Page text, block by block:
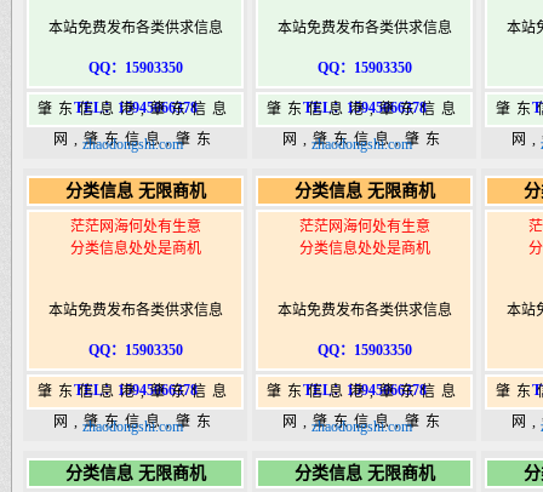
本站免费发布各类供求信息
QQ：15903350
TEL：15945066378
肇东信息港,肇东信息
网,肇东信息,肇东
港|www.zhaodongshi.com
zhaodongshi.com
本站免费发布各类供求信息
QQ：15903350
TEL：15945066378
肇东信息港,肇东信息
网,肇东信息,肇东
港|www.zhaodongshi.com
zhaodongshi.com
本站
肇东
网
港
分类信息 无限商机
茫茫网海何处有生意
分类信息处处是商机
本站免费发布各类供求信息
QQ：15903350
TEL：15945066378
肇东信息港,肇东信息
网,肇东信息,肇东
港|www.zhaodongshi.com
zhaodongshi.com
分类信息 无限商机
茫茫网海何处有生意
分类信息处处是商机
本站免费发布各类供求信息
QQ：15903350
TEL：15945066378
肇东信息港,肇东信息
网,肇东信息,肇东
港|www.zhaodongshi.com
zhaodongshi.com
本站
肇东
网
港
分类信息 无限商机 分类信息 无限商机